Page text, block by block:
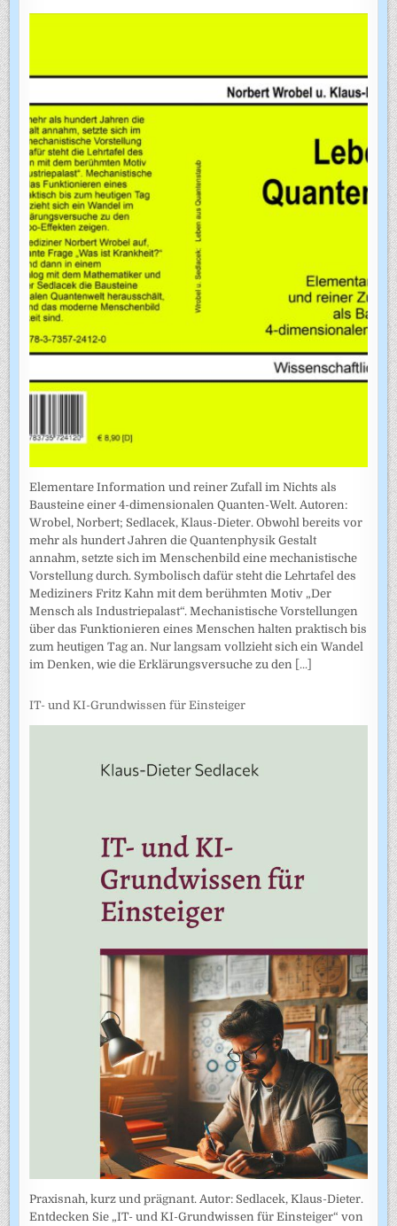
Elementare Information und reiner Zufall im Nichts als
Bausteine einer 4-dimensionalen Quanten-Welt. Autoren:
Wrobel, Norbert; Sedlacek, Klaus-Dieter. Obwohl bereits vor
mehr als hundert Jahren die Quantenphysik Gestalt
annahm, setzte sich im Menschenbild eine mechanistische
Vorstellung durch. Symbolisch dafür steht die Lehrtafel des
Mediziners Fritz Kahn mit dem berühmten Motiv „Der
Mensch als Industriepalast“. Mechanistische Vorstellungen
über das Funktionieren eines Menschen halten praktisch bis
zum heutigen Tag an. Nur langsam vollzieht sich ein Wandel
im Denken, wie die Erklärungsversuche zu den [...]
IT- und KI-Grundwissen für Einsteiger
Praxisnah, kurz und prägnant. Autor: Sedlacek, Klaus-Dieter.
Entdecken Sie „IT- und KI-Grundwissen für Einsteiger“ von